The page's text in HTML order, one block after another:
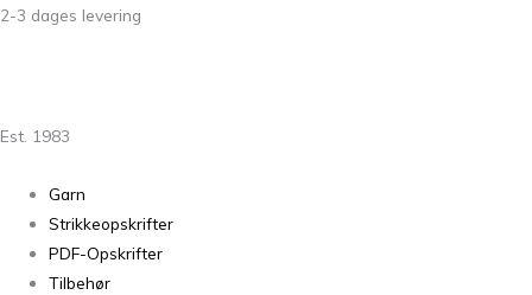
2-3 dages levering
Est. 1983
Garn
Strikkeopskrifter
PDF-Opskrifter
Tilbehør